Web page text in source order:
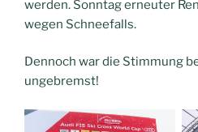
werden. Sonntag erneuter
wegen Schneefalls.
Dennoch war die Stimmung
ungebremst!